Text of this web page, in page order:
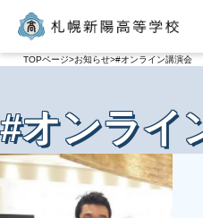
TOPページ お知らせ #オンライン講演会
#オンライ